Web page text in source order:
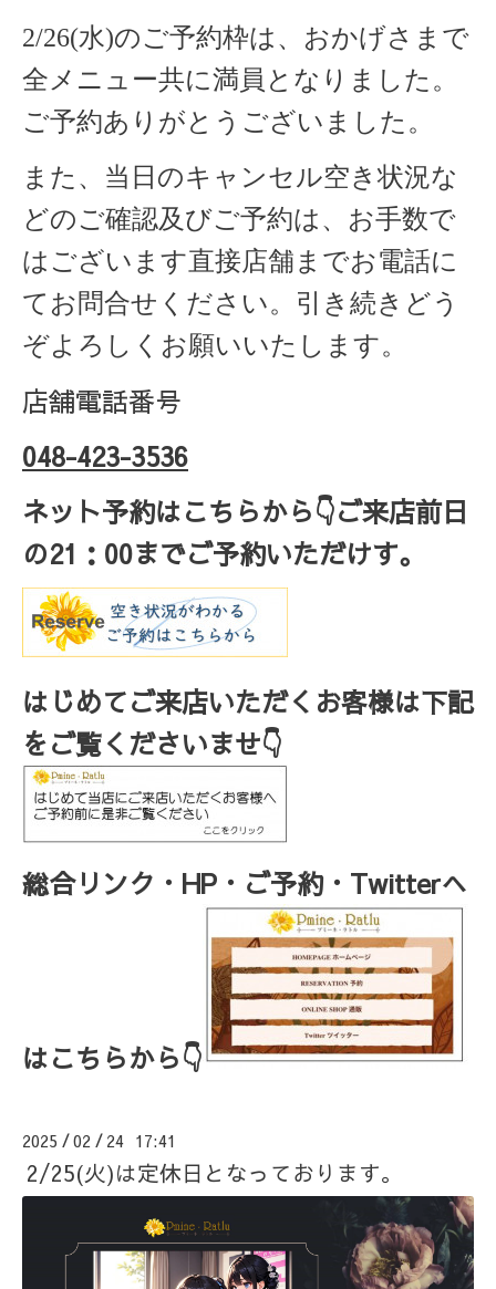
2/26(水)のご予約枠は、おかげさまで
全メニュー共に満員となりました。
ご予約ありがとうございました。
また、当日のキャンセル空き状況な
どのご確認及びご予約は、お手数で
はございます直接店舗までお電話に
てお問合せください。引き続きどう
ぞよろしくお願いいたします。
店舗電話番号
048-423-3536
ネット予約はこちらから👇ご来店前日
の21 ： 00までご予約いただけす。
はじめてご来店いただくお客様は下記
をご覧くださいませ👇
総合リンク・HP・ご予約・Twitterへ
はこちらから👇
2025 /02 / 24 17:41
2/25(火)は定休日となっております。